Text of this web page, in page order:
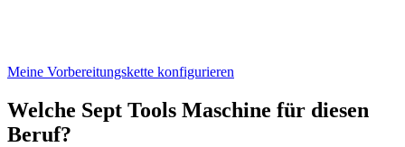
Meine Vorbereitungskette konfigurieren
Welche Sept Tools Maschine für diesen
Beruf?